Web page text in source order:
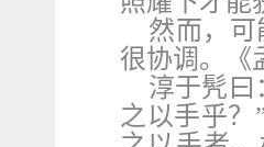
然而，
很协调。《
淳于髠曰
之以手乎